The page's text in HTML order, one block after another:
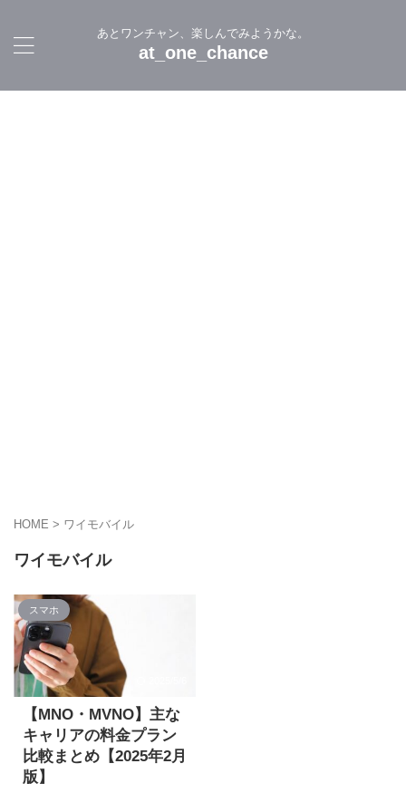
あとワンチャン、楽しんでみようかな。
at_one_chance
HOME > ワイモバイル
ワイモバイル
スマホ
【MNO・MVNO】主な
キャリアの料金プラン
比較まとめ【2025年2月
版】